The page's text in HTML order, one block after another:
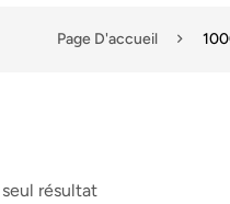
Page D'accueil
résultat